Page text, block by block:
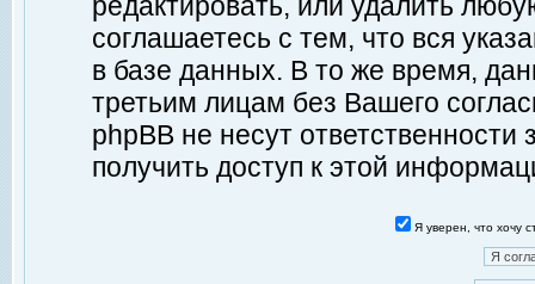
соглашаетесь с тем, что вся
в базе данных. В то же время,
третьим лицам без Вашего
phpBB не несут ответственности
получить доступ к этой
Я уверен, что хочу